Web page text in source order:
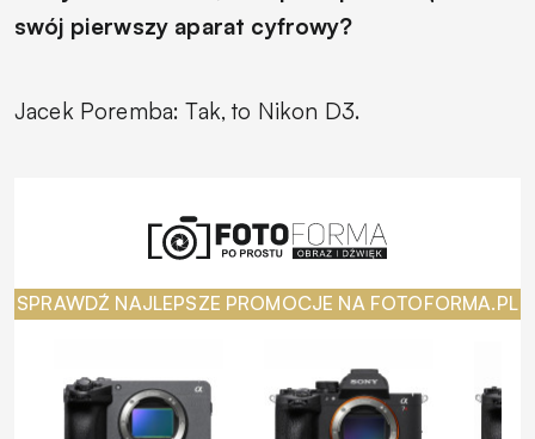
swój pierwszy aparat cyfrowy?
Jacek Poremba: Tak, to Nikon D3.
SPRAWDŹ NAJLEPSZE PROMOCJE NA FOTOFORMA.PL